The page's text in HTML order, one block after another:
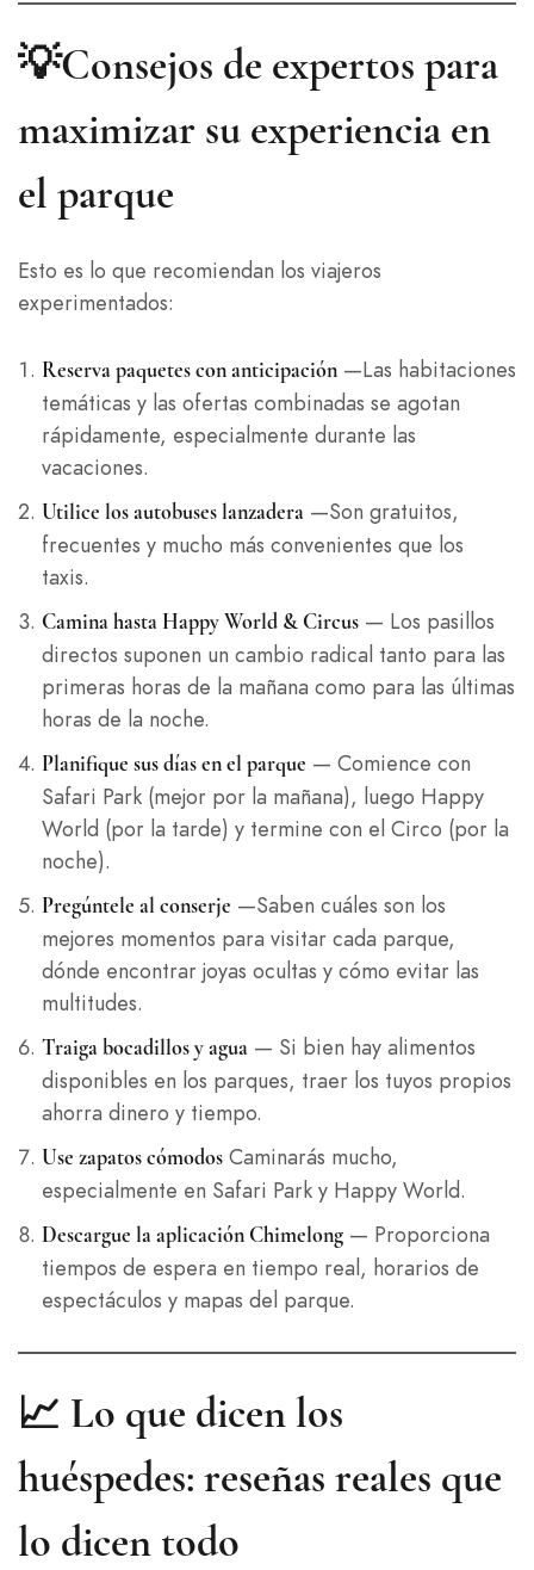
💡Consejos de expertos para
maximizar su experiencia en
el parque
Esto es lo que recomiendan los viajeros
experimentados:
Reserva paquetes con anticipación—Las habitaciones
temáticas y las ofertas combinadas se agotan
rápidamente, especialmente durante las
vacaciones.
Utilice los autobuses lanzadera—Son gratuitos,
frecuentes y mucho más convenientes que los
taxis.
Camina hasta Happy World & Circus— Los pasillos
directos suponen un cambio radical tanto para las
primeras horas de la mañana como para las últimas
horas de la noche.
Planifique sus días en el parque — Comience con
Safari Park (mejor por la mañana), luego Happy
World (por la tarde) y termine con el Circo (por la
noche).
Pregúntele al conserje —Saben cuáles son los
mejores momentos para visitar cada parque,
dónde encontrar joyas ocultas y cómo evitar las
multitudes.
Traiga bocadillos y agua— Si bien hay alimentos
disponibles en los parques, traer los tuyos propios
ahorra dinero y tiempo.
Use zapatos cómodosCaminarás mucho,
especialmente en Safari Park y Happy World.
Descargue la aplicación Chimelong— Proporciona
tiempos de espera en tiempo real, horarios de
espectáculos y mapas del parque.
📈 Lo que dicen los
huéspedes: reseñas reales que
lo dicen todo